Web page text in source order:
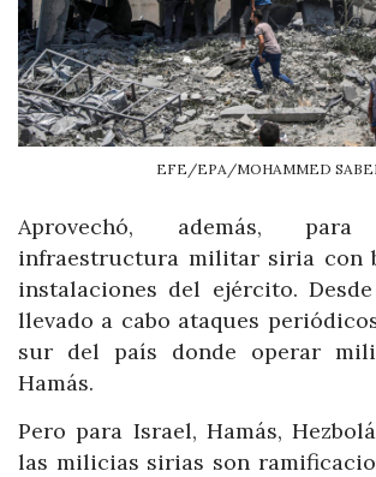
EFE/EPA/MOHAMMED
Aprovechó, además,
infraestructura militar siria con
instalaciones del ejército.
llevado a cabo ataques
sur del país donde operar
Hamás.
Pero para Israel, Hamás,
las milicias sirias son